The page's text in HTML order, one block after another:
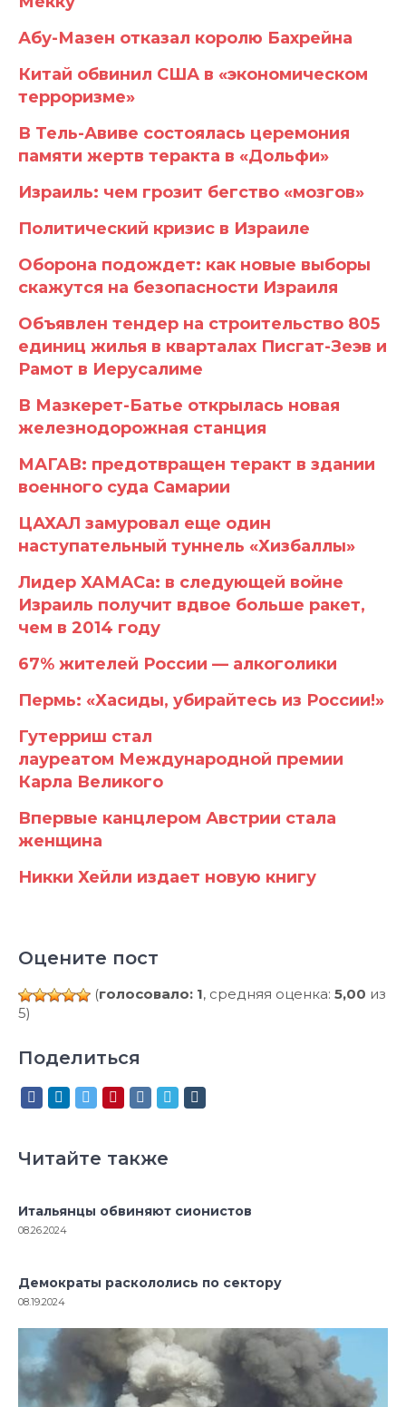
Абу-Мазен отказал королю Бахрейна
Китай обвинил США в «экономическом
терроризме»
В Тель-Авиве состоялась церемония
памяти жертв теракта в «Дольфи»
Израиль: чем грозит бегство «мозгов»
Политический кризис в Израиле
Оборона подождет: как новые выборы
скажутся на безопасности Израиля
Объявлен тендер на строительство 805
единиц жилья в кварталах Писгат-Зеэв и
Рамот в Иерусалиме
В Мазкерет-Батье открылась новая
железнодорожная станция
МАГАВ: предотвращен теракт в здании
военного суда Самарии
ЦАХАЛ замуровал еще один
наступательный туннель «Хизбаллы»
Лидер ХАМАСа: в следующей войне
Израиль получит вдвое больше ракет,
чем в 2014 году
67% жителей России — алкоголики
Пермь: «Хасиды, убирайтесь из России!»
Гутерриш стал
лауреатом Международной премии
Карла Великого
Впервые канцлером Австрии стала
женщина
Никки Хейли издает новую книгу
Оцените пост
(голосовало: 1, средняя оценка: 5,00 из
5)
Поделиться
Читайте также
Итальянцы обвиняют сионистов
08.26.2024
Демократы раскололись по сектору
08.19.2024